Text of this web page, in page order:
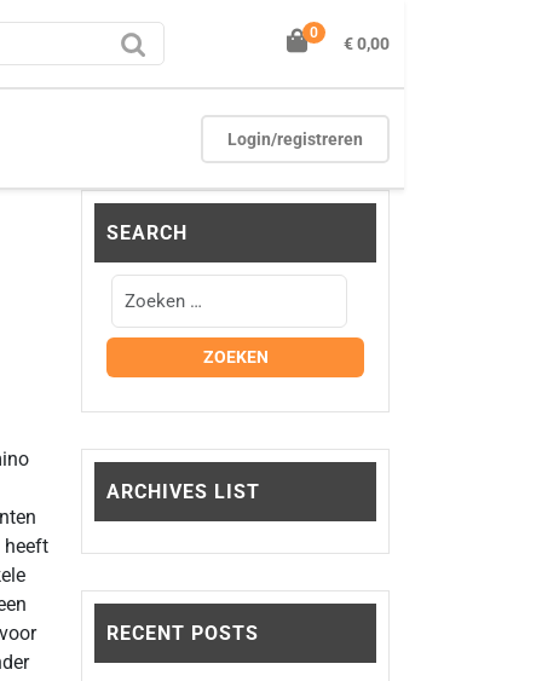
0
€ 0,00
Login/registreren
heeft
SEARCH
ARCHIVES LIST
RECENT POSTS